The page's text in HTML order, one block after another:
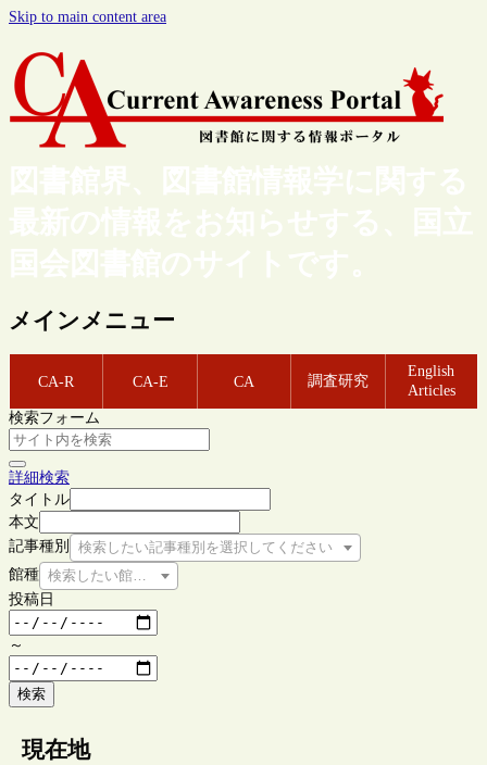
Skip to main content area
図書館界、図書館情報学に関する
最新の情報をお知らせする、国立
国会図書館のサイトです。
メインメニュー
CA-R CA-E CA 調査研究
English
Articles
検索フォーム
詳細検索
タイトル
本文
記事種別
検索したい記事種別を選択してください
館種 検索したい館種を選択してください
投稿日
～
検索
現在地